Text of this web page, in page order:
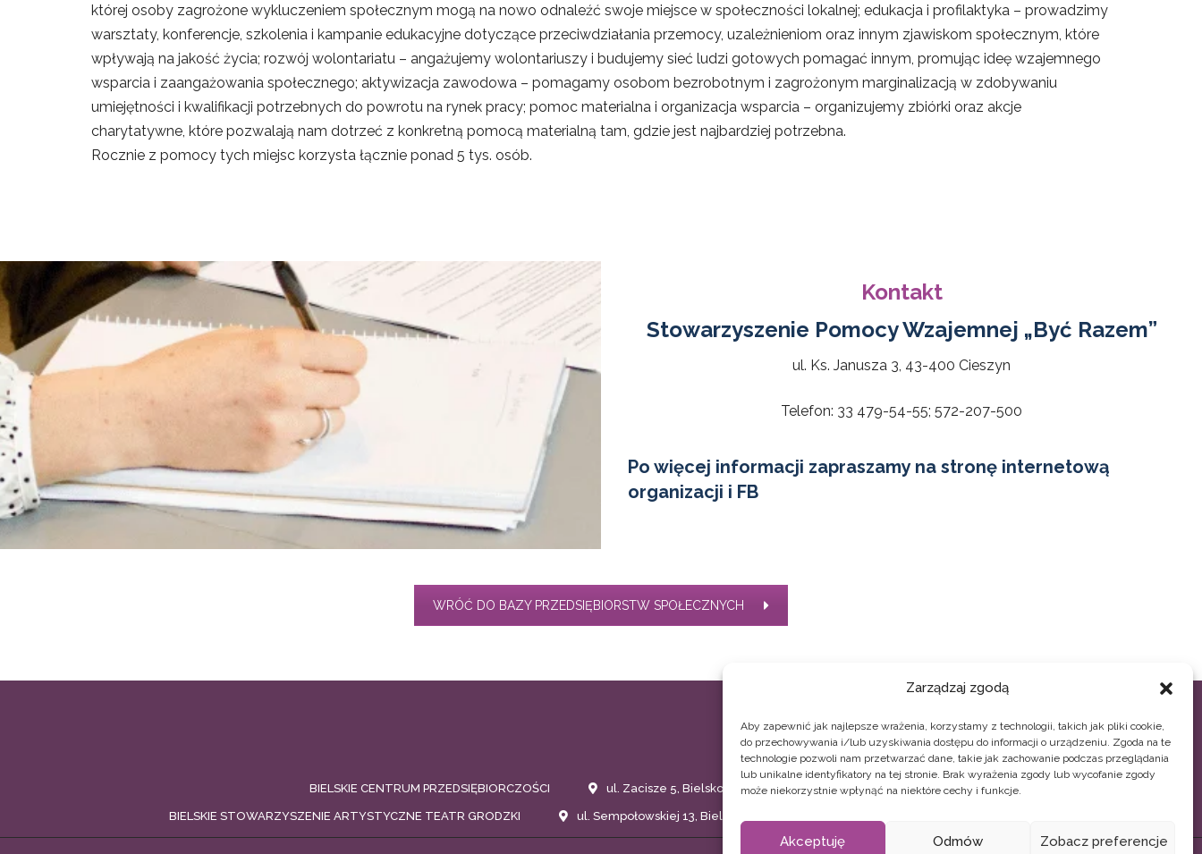
Zarządzaj zgodą
Aby zapewnić jak najlepsze wrażenia, korzystamy z technologii, takich jak pliki cookie,
do przechowywania i/lub uzyskiwania dostępu do informacji o urządzeniu. Zgoda na te
technologie pozwoli nam przetwarzać dane, takie jak zachowanie podczas przeglądania
lub unikalne identyfikatory na tej stronie. Brak wyrażenia zgody lub wycofanie zgody
może niekorzystnie wpłynąć na niektóre cechy i funkcje.
Akceptuję Odmów Zobacz preferencje
której osoby zagrożone wykluczeniem społecznym mogą na nowo odnaleźć swoje miejsce w społeczności lokalnej; edukacja i profilaktyka – prowadzimy
warsztaty, konferencje, szkolenia i kampanie edukacyjne dotyczące przeciwdziałania przemocy, uzależnieniom oraz innym zjawiskom społecznym, które
wpływają na jakość życia; rozwój wolontariatu – angażujemy wolontariuszy i budujemy sieć ludzi gotowych pomagać innym, promując ideę wzajemnego
wsparcia i zaangażowania społecznego; aktywizacja zawodowa – pomagamy osobom bezrobotnym i zagrożonym marginalizacją w zdobywaniu
umiejętności i kwalifikacji potrzebnych do powrotu na rynek pracy; pomoc materialna i organizacja wsparcia – organizujemy zbiórki oraz akcje
charytatywne, które pozwalają nam dotrzeć z konkretną pomocą materialną tam, gdzie jest najbardziej potrzebna.
Rocznie z pomocy tych miejsc korzysta łącznie ponad 5 tys. osób.
Kontakt
Stowarzyszenie Pomocy Wzajemnej „Być Razem”
ul. Ks. Janusza 3, 43-400 Cieszyn
Telefon: 33 479-54-55; 572-207-500
Po więcej informacji zapraszamy na stronę internetową
organizacji i FB
WRÓĆ DO BAZY PRZEDSIĘBIORSTW SPOŁECZNYCH
Biuro OWES czynne: pon. - pt. 8.00-16.00
BIELSKIE CENTRUM PRZEDSIĘBIORCZOŚCI ul. Zacisze 5, Bielsko-Biała 33 496 02 44, 33 496 02 11 owes@bcp.org.pl
BIELSKIE STOWARZYSZENIE ARTYSTYCZNE TEATR GRODZKI ul. Sempołowskiej 13, Bielsko-Biała